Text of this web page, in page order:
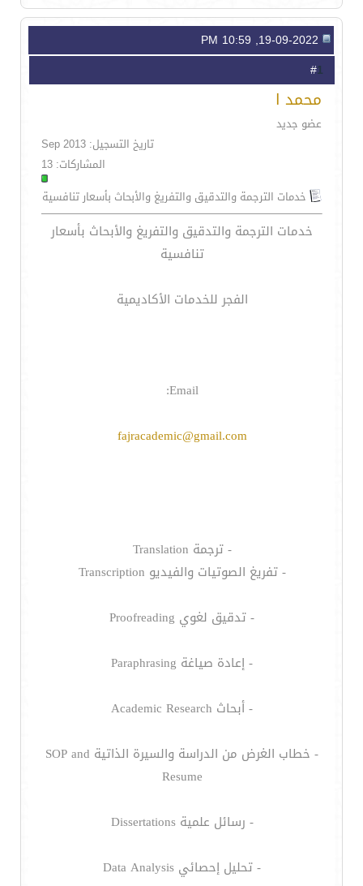
1
محمد ا
عضو جديد
تاريخ التسجيل: Sep 2013
المشاركات: 13
خدمات الترجمة والتدقيق والتفريغ والأبحاث بأسعار تنافسية
خدمات الترجمة والتدقيق والتفريغ والأبحاث بأسعار
تنافسية
الفجر للخدمات الأكاديمية
Email:
fajracademic@gmail.com
- ترجمة Translation
- تفريغ الصوتيات والفيديو Transcription
- تدقيق لغوي Proofreading
- إعادة صياغة Paraphrasing
- أبحاث Academic Research
- خطاب الغرض من الدراسة والسيرة الذاتية SOP and
Resume
- رسائل علمية Dissertations
- تحليل إحصائي Data Analysis